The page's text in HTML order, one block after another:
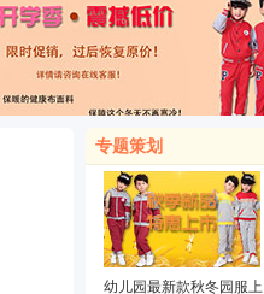
专题策划
幼儿园最新款秋冬园服上